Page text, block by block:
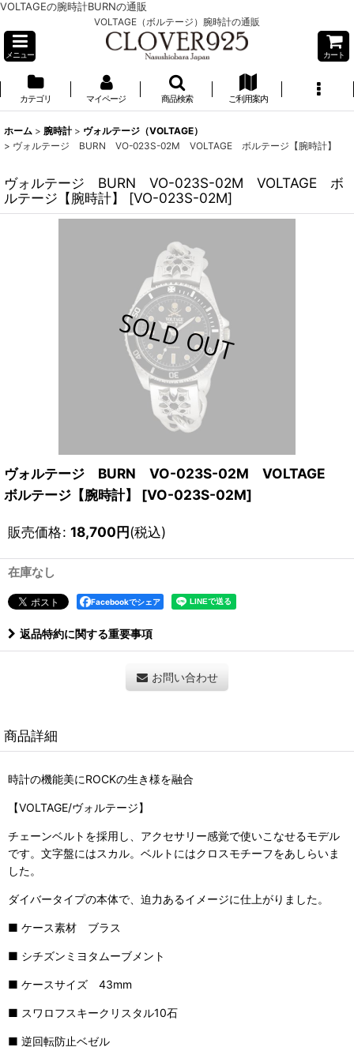
VOLTAGEの腕時計BURNの通販
VOLTAGE（ボルテージ）腕時計の通販
メニュー カート
カテゴリ マイページ 商品検索 ご利用案内
ホーム > 腕時計 > ヴォルテージ（VOLTAGE）
> ヴォルテージ BURN VO-023S-02M VOLTAGE ボルテージ【腕時計】
ヴォルテージ BURN VO-023S-02M VOLTAGE ボ
ルテージ【腕時計】
[VO-023S-02M]
ヴォルテージ BURN VO-023S-02M VOLTAGE
ボルテージ【腕時計】
[VO-023S-02M]
販売価格: 18,700円(税込)
在庫なし
Facebookでシェア
返品特約に関する重要事項
お問い合わせ
商品詳細
時計の機能美にROCKの生き様を融合
【VOLTAGE/ヴォルテージ】
チェーンベルトを採用し、アクセサリー感覚で使いこなせるモデル
です。文字盤にはスカル。ベルトにはクロスモチーフをあしらいま
した。
ダイバータイプの本体で、迫力あるイメージに仕上がりました。
■ ケース素材 ブラス
■ シチズンミヨタムーブメント
■ ケースサイズ 43mm
■ スワロフスキークリスタル10石
■ 逆回転防止ベゼル